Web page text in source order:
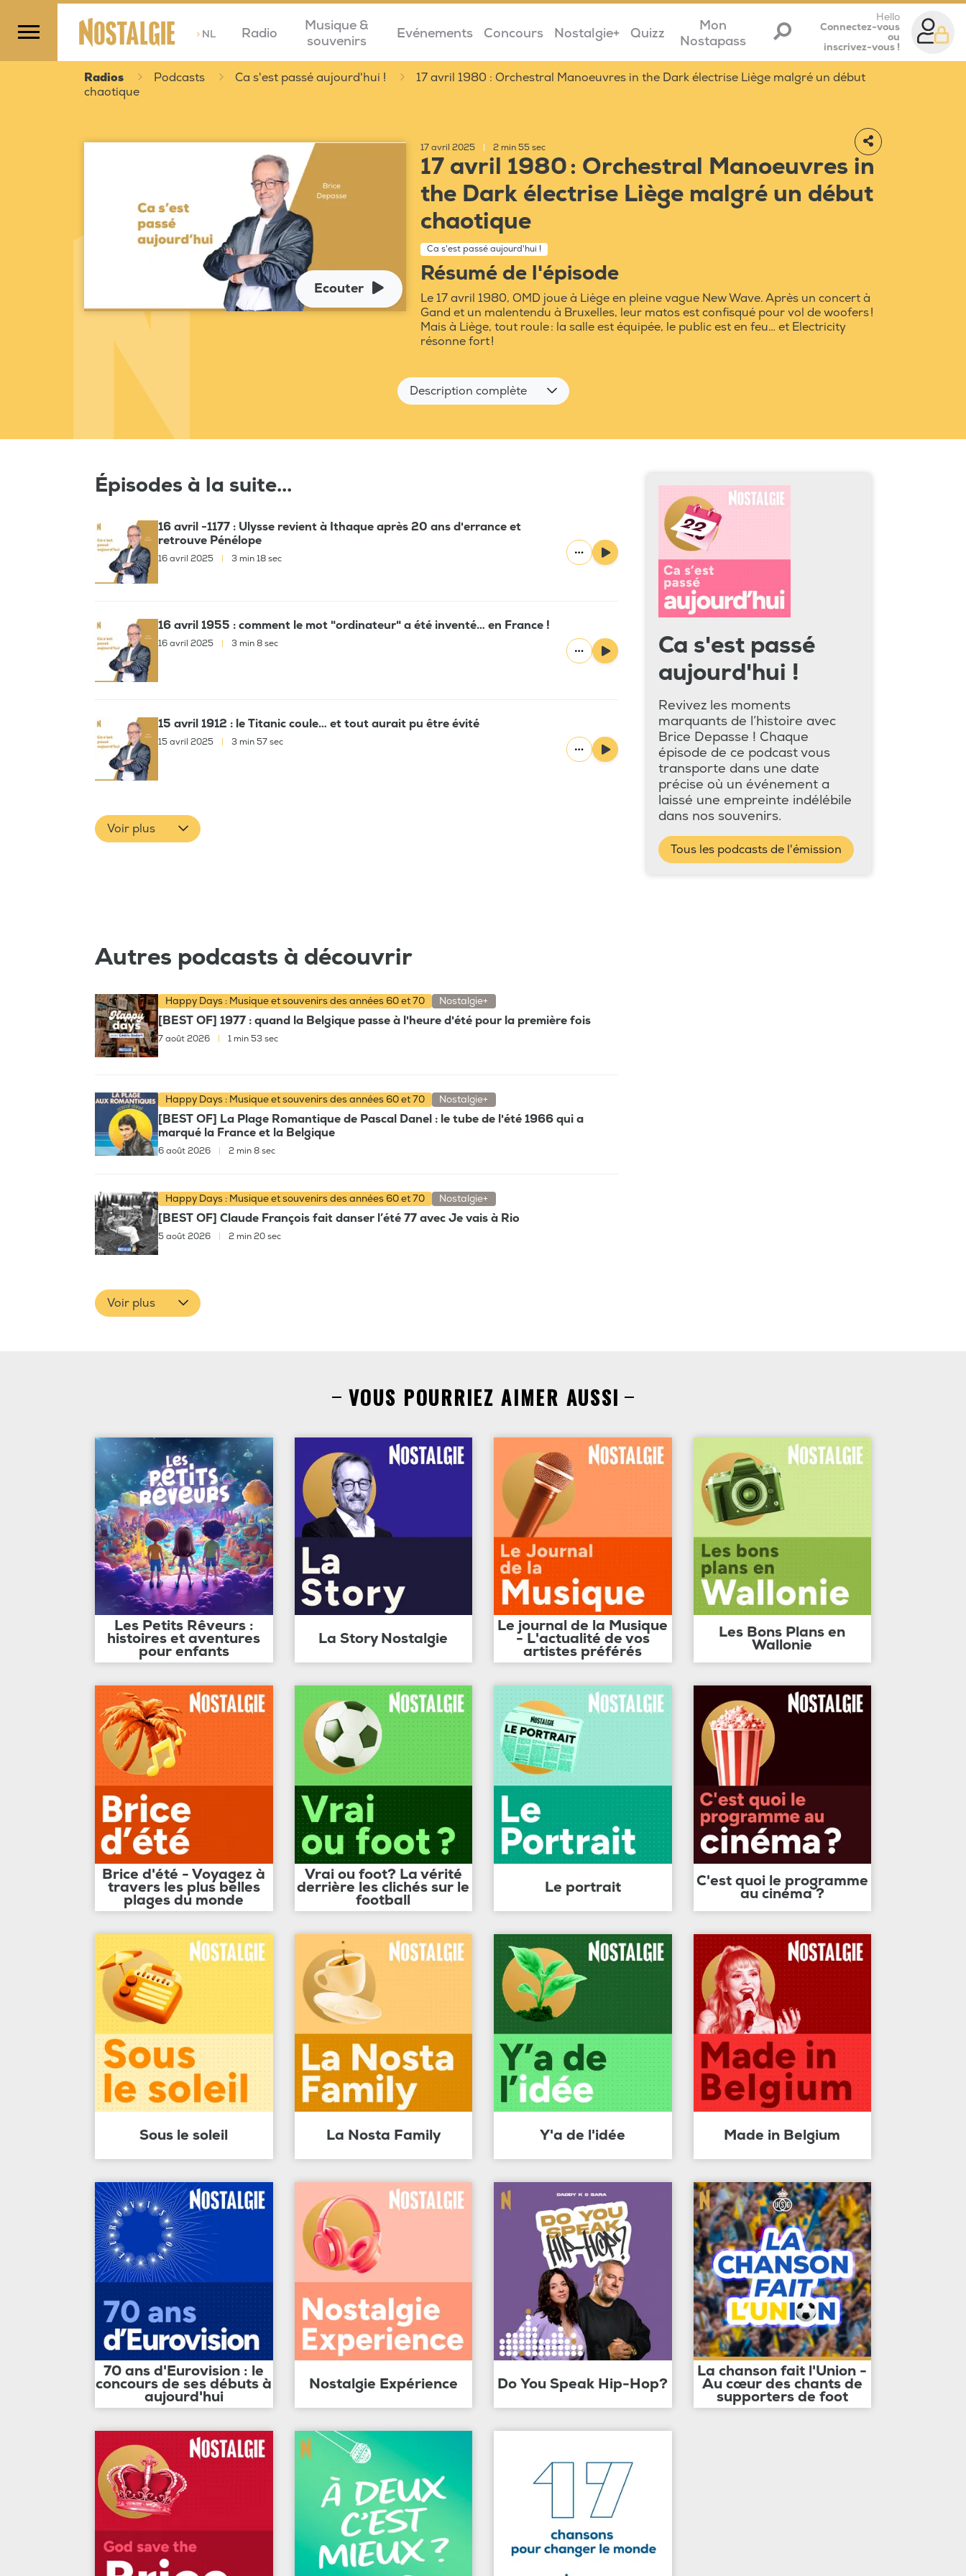
>NL Radio
Musique &
souvenirs
Evénements Concours Nostalgie+ Quizz
Mon
Nostapass
Hello
Connectez-vous
ou
inscrivez-vous !
Radios Podcasts Ca s'est passé aujourd'hui !
17 avril 1980 : Orchestral Manoeuvres in the Dark électrise Liège malgré un début
chaotique
Ecouter
17 avril 2025 2 min 55 sec
17 avril 1980 : Orchestral Manoeuvres in
the Dark électrise Liège malgré un début
chaotique
Ca s'est passé aujourd'hui !
Résumé de l'épisode
Le 17 avril 1980, OMD joue à Liège en pleine vague New Wave. Après un concert à
Gand et un malentendu à Bruxelles, leur matos est confisqué pour vol de woofers !
Mais à Liège, tout roule : la salle est équipée, le public est en feu… et Electricity
résonne fort !
Description complète
Épisodes à la suite...
16 avril -1177 : Ulysse revient à Ithaque après 20 ans d'errance et
retrouve Pénélope
16 avril 2025 3 min 18 sec
16 avril 1955 : comment le mot "ordinateur" a été inventé… en France !
16 avril 2025 3 min 8 sec
15 avril 1912 : le Titanic coule… et tout aurait pu être évité
15 avril 2025 3 min 57 sec
Voir plus
Ca s'est passé
aujourd'hui !
Revivez les moments
marquants de l’histoire avec
Brice Depasse ! Chaque
épisode de ce podcast vous
transporte dans une date
précise où un événement a
laissé une empreinte indélébile
dans nos souvenirs.
Tous les podcasts de l'émission
Autres podcasts à découvrir
Happy Days : Musique et souvenirs des années 60 et 70 Nostalgie+
[BEST OF] 1977 : quand la Belgique passe à l'heure d'été pour la première fois
7 août 2026 1 min 53 sec
Happy Days : Musique et souvenirs des années 60 et 70 Nostalgie+
[BEST OF] La Plage Romantique de Pascal Danel : le tube de l'été 1966 qui a
marqué la France et la Belgique
6 août 2026 2 min 8 sec
Happy Days : Musique et souvenirs des années 60 et 70 Nostalgie+
[BEST OF] Claude François fait danser l’été 77 avec Je vais à Rio
5 août 2026 | 2 min 20 sec
Voir plus
VOUS POURRIEZ AIMER AUSSI
Les Petits Rêveurs :
histoires et aventures
pour enfants
La Story Nostalgie
Le journal de la Musique
- L'actualité de vos
artistes préférés
Les Bons Plans en
Wallonie
Brice d'été - Voyagez à
travers les plus belles
plages du monde
Vrai ou foot? La vérité
derrière les clichés sur le
football
Le portrait C'est quoi le programme
au cinéma ?
Sous le soleil La Nosta Family Y'a de l'idée Made in Belgium
70 ans d'Eurovision : le
concours de ses débuts à
aujourd'hui
Nostalgie Expérience Do You Speak Hip-Hop?
La chanson fait l'Union -
Au cœur des chants de
supporters de foot